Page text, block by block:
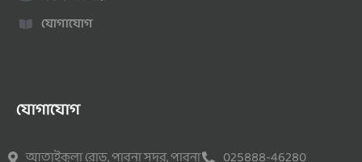
যোগাযোগ
যোগাযোগ
আতাইকুলা রোড, পাবনা সদর, পাবনা 025888-46280